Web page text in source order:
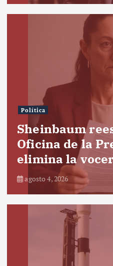
Política
Sheinbaum
Oficina de la
elimina la
agosto 4, 2026